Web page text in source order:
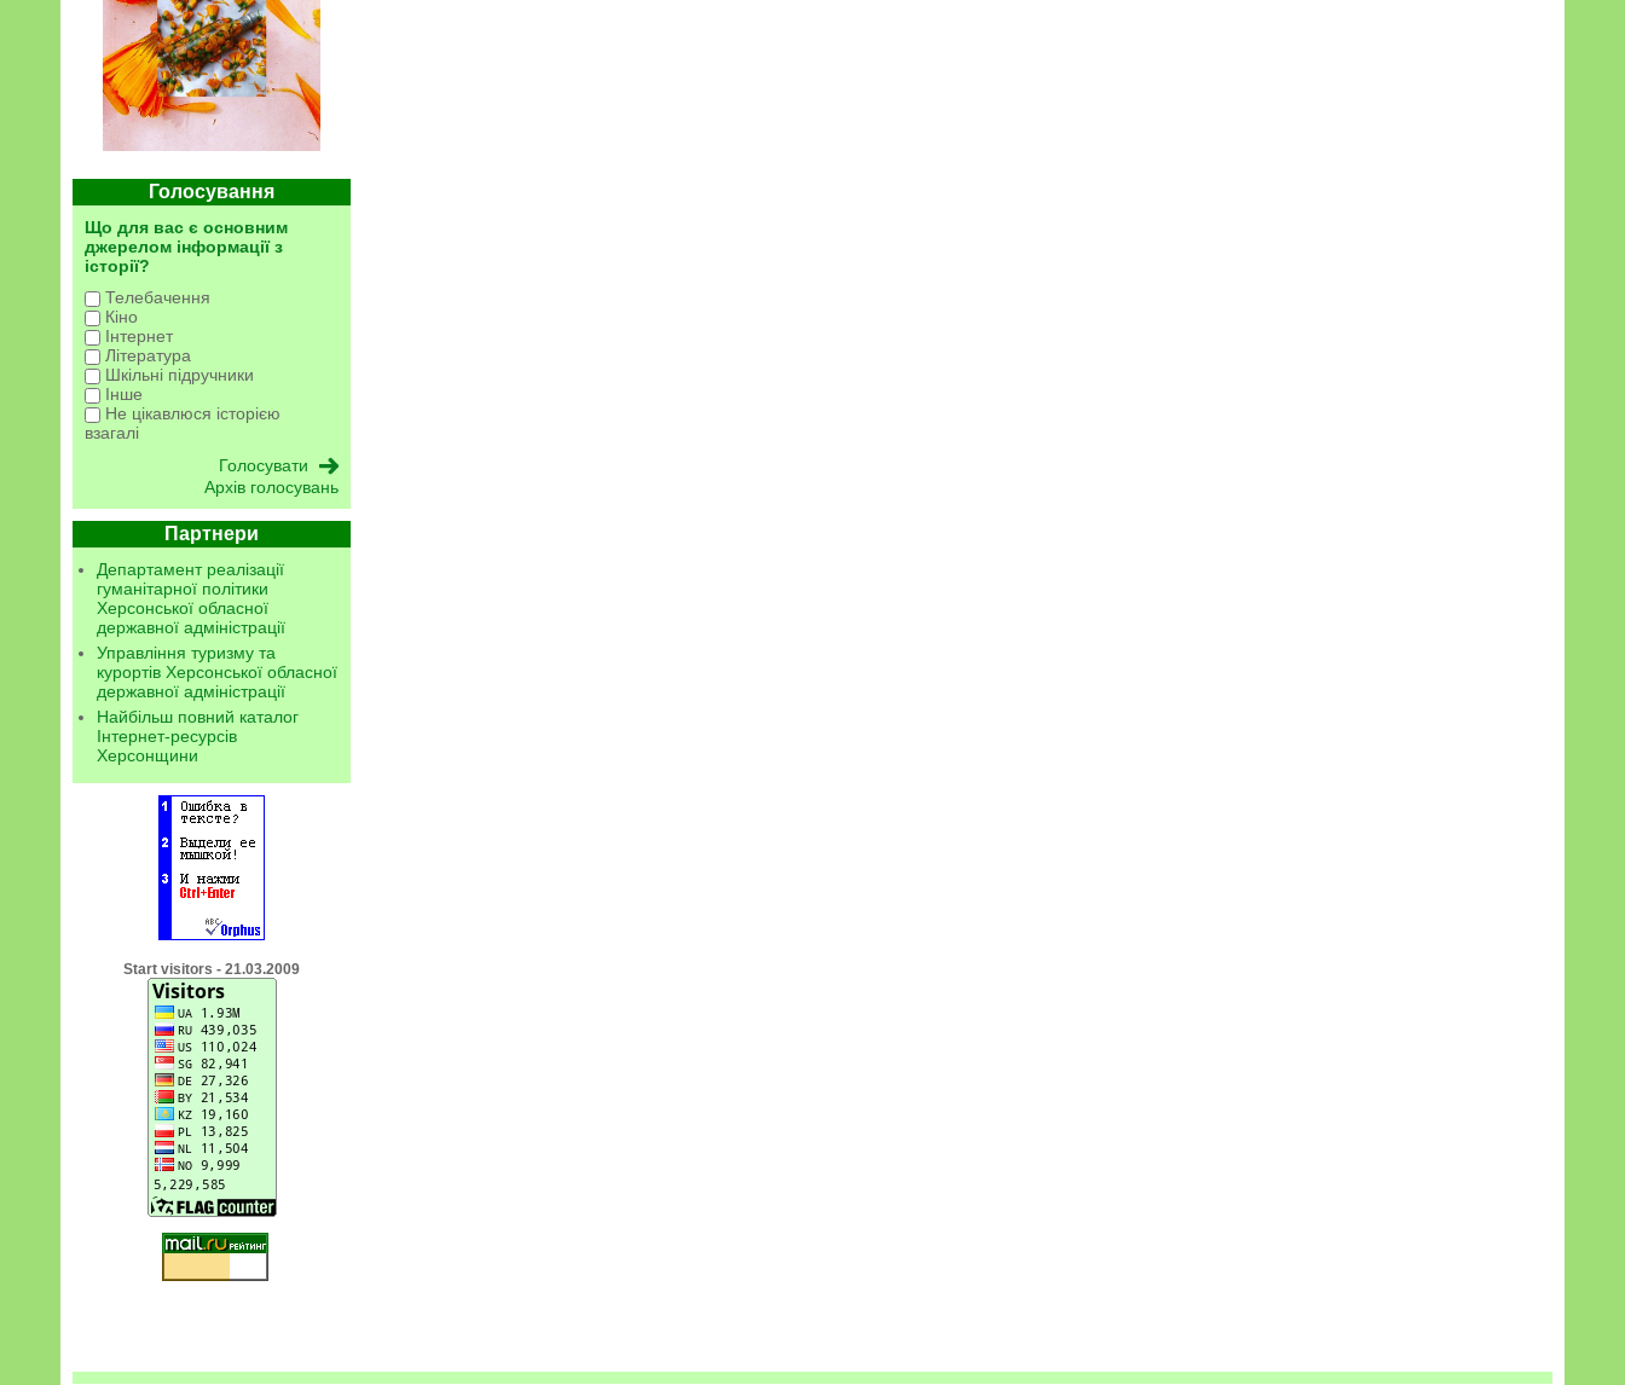
Голосування
Що для вас є основним
джерелом інформації з
історії?
Телебачення
Кіно
Інтернет
Література
Шкільні підручники
Інше
Не цікавлюся історією
взагалі
Архів голосувань
Партнери
Департамент реалізації
гуманітарної політики
Херсонської обласної
державної адміністрації
Управління туризму та
курортів Херсонської обласної
державної адміністрації
Найбільш повний каталог
Інтернет-ресурсів
Херсонщини
Start visitors - 21.03.2009